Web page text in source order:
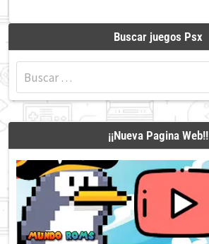
Buscar juegos Psx
¡¡Nueva Pagina Web!!